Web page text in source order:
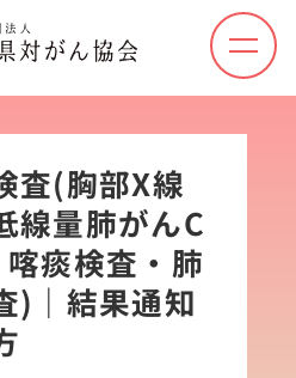
メ
ニ
ュ
ー
査(胸部X線
線量肺がんC
痰検査・肺
)｜結果通知